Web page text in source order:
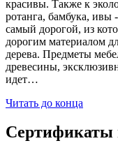
красивы. Также к
ротанга, бамбука, ивы
самый дорогой, из
дорогим материалом
дерева. Предметы
древесины,
идет…
Читать до конца
Сертификаты